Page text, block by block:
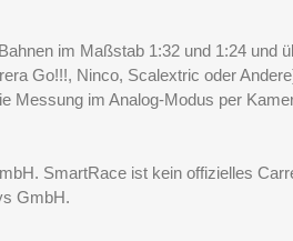
im Maßstab 1:32 und 1:24 und
Go!!!, Ninco, Scalextric oder
Messung im Analog-Modus per
SmartRace ist kein offizielles
GmbH.